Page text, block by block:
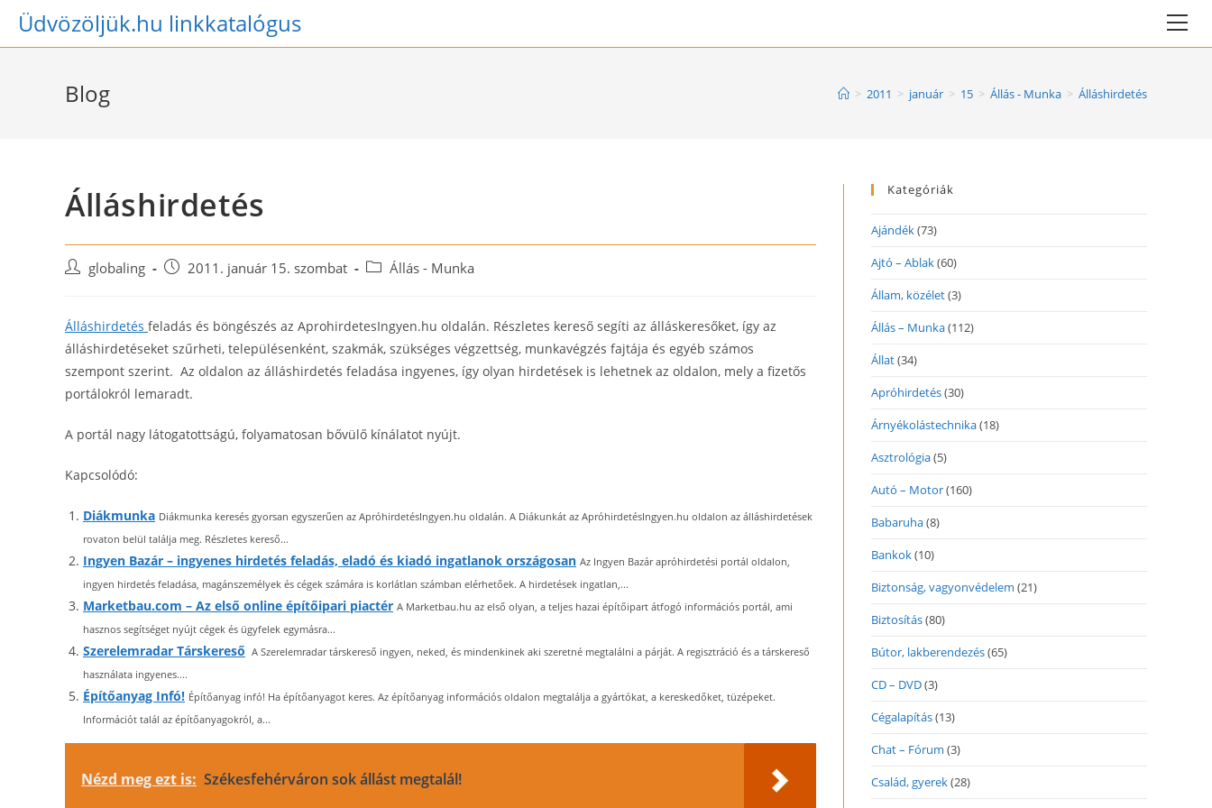
SkipÜdvözöljük.hu linkkatalógus
Blog > 2011 > január > 15 > Állás - Munka > Álláshirdetés
Álláshirdetés
Post globaling
Post 2011. január 15. szombat
PostÁllás - Munka
Álláshirdetés feladás és böngészés az AprohirdetesIngyen.hu oldalán. Részletes kereső segíti az álláskeresőket, így az
álláshirdetéseket szűrheti, településenként, szakmák, szükséges végzettség, munkavégzés fajtája és egyéb számos
szempont szerint. Az oldalon az álláshirdetés feladása ingyenes, így olyan hirdetések is lehetnek az oldalon, mely a fizetős
portálokról lemaradt.
A portál nagy látogatottságú, folyamatosan bővülő kínálatot nyújt.
Kapcsolódó:
Diákmunka Diákmunka keresés gyorsan egyszerűen az ApróhirdetésIngyen.hu oldalán. A Diákunkát az ApróhirdetésIngyen.hu oldalon az álláshirdetések
rovaton belül találja meg. Részletes kereső...
Ingyen Bazár – ingyenes hirdetés feladás, eladó és kiadó ingatlanok országosan Az Ingyen Bazár apróhirdetési portál oldalon,
ingyen hirdetés feladása, magánszemélyek és cégek számára is korlátlan számban elérhetőek. A hirdetések ingatlan,...
Marketbau.com – Az első online építőipari piactér A Marketbau.hu az első olyan, a teljes hazai építőipart átfogó információs portál, ami
hasznos segítséget nyújt cégek és ügyfelek egymásra...
Szerelemradar Társkereső A Szerelemradar társkereső ingyen, neked, és mindenkinek aki szeretné megtalálni a párját. A regisztráció és a társkereső
használata ingyenes....
Építőanyag Infó! Építőanyag infó! Ha építőanyagot keres. Az építőanyag információs oldalon megtalálja a gyártókat, a kereskedőket, tüzépeket.
Információt talál az építőanyagokról, a...
Nézd meg ezt is: Székesfehérváron sok állást megtalál!
Kategóriák
Ajándék(73)
Ajtó – Ablak(60)
Állam, közélet(3)
Állás – Munka(112)
Állat(34)
Apróhirdetés(30)
Árnyékolástechnika(18)
Asztrológia(5)
Autó – Motor(160)
Babaruha(8)
Bankok(10)
Biztonság, vagyonvédelem (21)
Biztosítás(80)
Bútor, lakberendezés(65)
CD – DVD(3)
Cégalapítás(13)
Chat – Fórum (3)
Család, gyerek(28)